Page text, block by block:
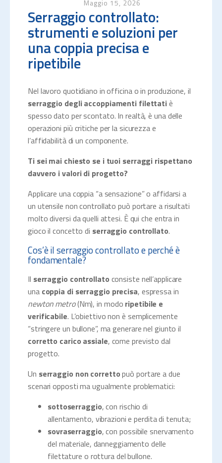
Maggio 15, 2026
Serraggio controllato:
strumenti e soluzioni per
una coppia precisa e
ripetibile
Nel lavoro quotidiano in officina o in produzione, il
serraggio degli accoppiamenti filettatiè
spesso dato per scontato. In realtà, è una delle
operazioni più critiche per la sicurezza e
l’affidabilità di un componente.
Ti sei mai chiesto se i tuoi serraggi rispettano
davvero i valori di progetto?
Applicare una coppia “a sensazione” o affidarsi a
un utensile non controllato può portare a risultati
molto diversi da quelli attesi. È qui che entra in
gioco il concetto di serraggio controllato.
Cos’è il serraggio controllato e perché è
fondamentale?
Il serraggio controllato consiste nell’applicare
una coppia di serraggio precisa, espressa in
newton metro(Nm), in modo ripetibile e
verificabile. L’obiettivo non è semplicemente
“stringere un bullone”, ma generare nel giunto il
corretto carico assiale, come previsto dal
progetto.
Un serraggio non correttopuò portare a due
scenari opposti ma ugualmente problematici:
sottoserraggio, con rischio di
allentamento, vibrazioni e perdita di tenuta;
sovraserraggio, con possibile snervamento
del materiale, danneggiamento delle
filettature o rottura del bullone.